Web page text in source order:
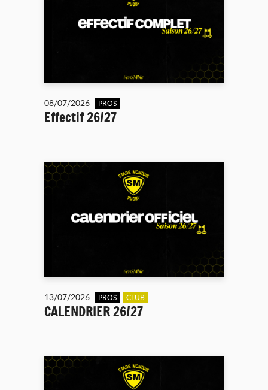
08/07/2026 PROS
Effectif 26/27
13/07/2026 PROS CLUB
CALENDRIER 26/27